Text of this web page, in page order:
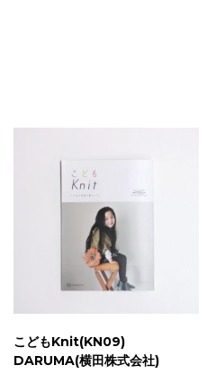
こどもKnit(KN09)
DARUMA(横田株式会社)